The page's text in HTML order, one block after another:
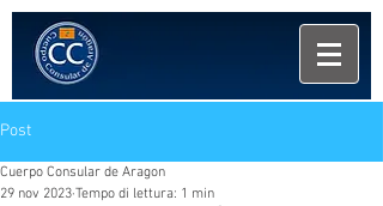
Post
Cuerpo Consular de Aragon
29 nov 2023 Tempo di lettura: 1 min